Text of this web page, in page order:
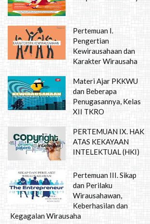
Pertemuan I.
Pengertian
Kewirausahaan dan
Karakter Wirausaha
Materi Ajar PKKWU
dan Beberapa
Penugasannya, Kelas
XII TKRO
PERTEMUAN IX. HAK
ATAS KEKAYAAN
INTELEKTUAL (HKI)
Pertemuan III. Sikap
dan Perilaku
Wirausahawan,
Keberhasilan dan
Kegagalan Wirausaha